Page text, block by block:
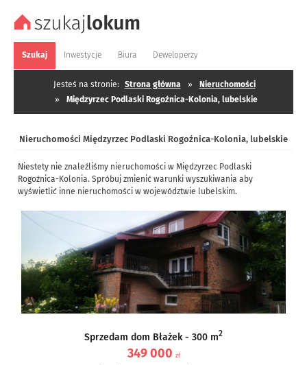
Szukaj Inwestycje Biura Deweloperzy
Jesteś na stronie: Strona główna »
Nieruchomości
»
Międzyrzec Podlaski Rogoźnica-Kolonia, lubelskie
Nieruchomości Międzyrzec Podlaski Rogoźnica-Kolonia, lubelskie
Niestety nie znaleźliśmy nieruchomości w Międzyrzec Podlaski
Rogoźnica-Kolonia. Spróbuj zmienić warunki wyszukiwania aby
wyświetlić inne nieruchomości w województwie lubelskim.
Sprzedam dom Błażek - 300 m2
349 000 zł